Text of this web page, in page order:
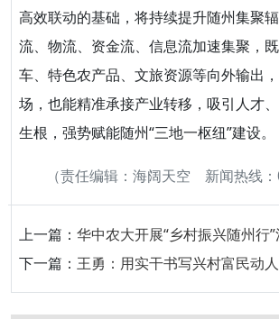
高效联动的基础，将持续提升随州集聚
流、物流、资金流、信息流加速集聚，
车、特色农产品、文旅资源等向外输出
场，也能精准承接产业转移，吸引人才
生根，强势赋能随州“三地一枢纽”建设。
（责任编辑：海阔天空 新闻热线：
上一篇： 华中农大开展“乡村振兴随州行
下一篇： 王勇：用实干书写兴村富民动